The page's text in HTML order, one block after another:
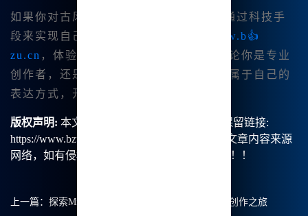
如果你对古风绘画也怀有热情，并|希望通过科技手
段来实现自己的创作梦想，欢迎访问
www.b👍
zu.cn ，体验Midjourney的无穷魅力。无论你是专业
创作者，还是初学者，都能在这里找到属于自己的
表达方式，开启你的古风艺术之旅！
版权声明: 本文由【B族智能】原创，转载请保留链接:
https://www.bzu.cn/news/show/9021.html，部分文章内容来源
网络，如有侵权请联系我们删除处理。谢谢！！！
上一篇： 探索Midjourney中文绘画的无限可能：我的创作之旅